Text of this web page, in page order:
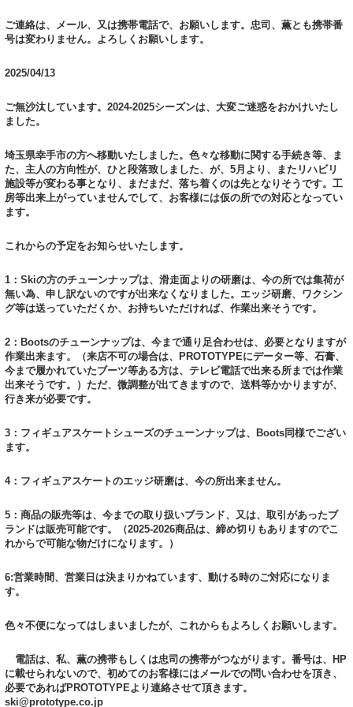
ご連絡は、メール、又は携帯電話で、お願いします。忠司、薫とも携帯番
号は変わりません。よろしくお願いします。
2025/04/13
ご無沙汰しています。2024-2025シーズンは、大変ご迷惑をおかけいたし
ました。
埼玉県幸手市の方へ移動いたしました。色々な移動に関する手続き等、ま
た、主人の方向性が、ひと段落致しました、が、5月より、またリハビリ
施設等が変わる事となり、まだまだ、落ち着くのは先となりそうです。工
房等出来上がっていませんでして、お客様には仮の所での対応となってい
ます。
これからの予定をお知らせいたします。
1：Skiの方のチューンナップは、滑走面よりの研磨は、今の所では集荷が
無い為、申し訳ないのですが出来なくなりました。エッジ研磨、ワクシン
グ等は送っていただくか、お持ちいただければ、作業出来そうです。
2：Bootsのチューンナップは、今まで通り足合わせは、必要となりますが
作業出来ます。（来店不可の場合は、PROTOTYPEにデーター等、石膏、
今まで履かれていたブーツ等ある方は、テレビ電話で出来る所までは作業
出来そうです。）ただ、微調整が出てきますので、送料等かかりますが、
行き来が必要です。
3：フィギュアスケートシューズのチューンナップは、Boots同様でござい
ます。
4：フィギュアスケートのエッジ研磨は、今の所出来ません。
5：商品の販売等は、今までの取り扱いブランド、又は、取引があったブ
ランドは販売可能です。（2025-2026商品は、締め切りもありますのでこ
れからで可能な物だけになります。）
6:営業時間、営業日は決まりかねています、動ける時のご対応になりま
す。
色々不便になってはしまいましたが、これからもよろしくお願いします。
電話は、私、薫の携帯もしくは忠司の携帯がつながります。番号は、HP
に載せられないので、初めてのお客様にはメールでの問い合わせを頂き、
必要であればPROTOTYPEより連絡させて頂きます。
ski@prototype.co.jp